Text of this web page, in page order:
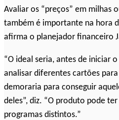
Avaliar os “preços” em milhas
também é importante na hora
afirma o planejador financeiro
“O ideal seria, antes de iniciar
analisar diferentes cartões
demoraria para conseguir
deles”, diz. “O produto pode ter
programas distintos.”